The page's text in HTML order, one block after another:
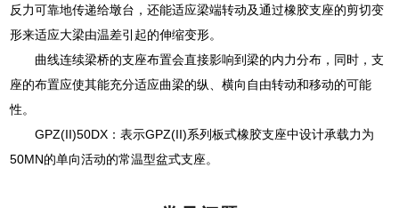
反力可靠地传递给墩台，还能适应梁端转动及通过橡胶支座的剪切变
形来适应大梁由温差引起的伸缩变形。
曲线连续梁桥的支座布置会直接影响到梁的内力分布，同时，支
座的布置应使其能充分适应曲梁的纵、横向自由转动和移动的可能
性。
GPZ(II)50DX：表示GPZ(II)系列板式橡胶支座中设计承载力为
50MN的单向活动的常温型盆式支座。